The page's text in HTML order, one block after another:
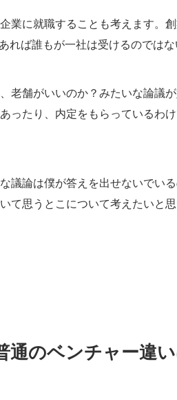
業に就職することも考えます。
れば誰もが一社は受けるのではな
老舗がいいのか？みたいな論議
ったり、内定をもらっているわ
議論は僕が答えを出せないでい
て思うとこについて考えたいと思
通のベンチャー違